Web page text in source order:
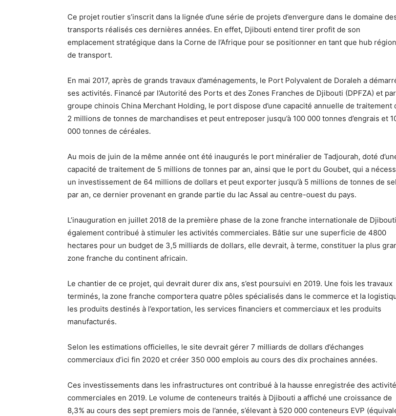
Ce projet routier s’inscrit dans la lignée d’une série de projets d’envergure dans le domaine
transports réalisés ces dernières années. En effet, Djibouti entend tirer profit de son
emplacement stratégique dans la Corne de l’Afrique pour se positionner en tant que hub
de transport.
En mai 2017, après de grands travaux d’aménagements, le Port Polyvalent de Doraleh a
ses activités. Financé par l’Autorité des Ports et des Zones Franches de Djibouti (DPFZA) et
groupe chinois China Merchant Holding, le port dispose d’une capacité annuelle de traitement
2 millions de tonnes de marchandises et peut entreposer jusqu’à 100 000 tonnes d’engrais et
000 tonnes de céréales.
Au mois de juin de la même année ont été inaugurés le port minéralier de Tadjourah, doté
capacité de traitement de 5 millions de tonnes par an, ainsi que le port du Goubet, qui a
un investissement de 64 millions de dollars et peut exporter jusqu’à 5 millions de tonnes de sel
par an, ce dernier provenant en grande partie du lac Assal au centre-ouest du pays.
L’inauguration en juillet 2018 de la première phase de la zone franche internationale de
également contribué à stimuler les activités commerciales. Bâtie sur une superficie de 4800
hectares pour un budget de 3,5 milliards de dollars, elle devrait, à terme, constituer la plus
zone franche du continent africain.
Le chantier de ce projet, qui devrait durer dix ans, s’est poursuivi en 2019. Une fois les travaux
terminés, la zone franche comportera quatre pôles spécialisés dans le commerce et la
les produits destinés à l’exportation, les services financiers et commerciaux et les produits
manufacturés.
Selon les estimations officielles, le site devrait gérer 7 milliards de dollars d’échanges
commerciaux d’ici fin 2020 et créer 350 000 emplois au cours des dix prochaines années.
Ces investissements dans les infrastructures ont contribué à la hausse enregistrée des
commerciales en 2019. Le volume de conteneurs traités à Djibouti a affiché une croissance de
8,3% au cours des sept premiers mois de l’année, s’élevant à 520 000 conteneurs EVP